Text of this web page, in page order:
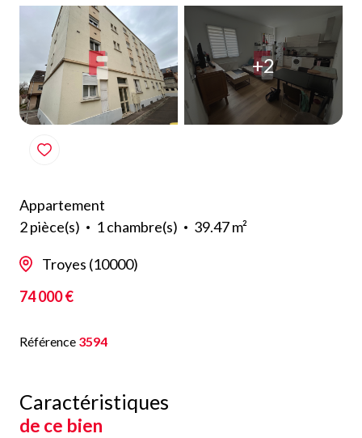
+2
Appartement
2 pièce(s)
1 chambre(s) 39.47 m²
Troyes (10000)
74 000 €
Référence 3594
Caractéristiques
de ce bien